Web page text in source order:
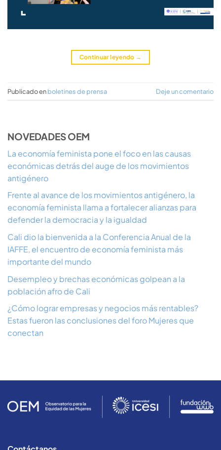
Continuar leyendo →
Publicado enboletines de prensa Deje un comentario
NOVEDADES OEM
La economía feminista pone el foco en las causas
económicas detrás del auge de los movimientos
antigénero
Frente al avance de los movimientos antigénero, la
economía feminista llama a fortalecer alianzas para
defender la democracia y la igualdad
Cali dio la bienvenida a la Conferencia Anual de la
IAFFE, el encuentro de economía feminista más
importante del mundo
Desempleo y brechas económicas golpean a la
población afro de Cali
¿Cómo lograr empresas y negocios más rentables?
Estas fueron las conclusiones del foro Mujeres que
conectan